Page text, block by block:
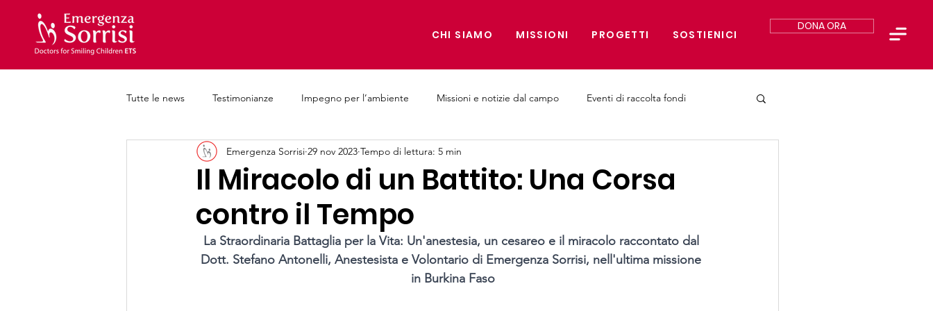
CHI SIAMO MISSIONI PROGETTI SOSTIENICI
DONA ORA
Tutte le news Testimonianze Impegno per l’ambiente Missioni e notizie dal campo Eventi di raccolta fondi
Iniziative e progetti Formazione Medici
Il Miracolo di un Battito: Una Corsa
contro il Tempo
Emergenza Sorrisi 29 nov 2023 Tempo di lettura: 5 min
La Straordinaria Battaglia per la Vita: Un'anestesia, un cesareo e il miracolo raccontato dal
Dott. Stefano Antonelli, Anestesista e Volontario di Emergenza Sorrisi, nell'ultima missione
in Burkina Faso